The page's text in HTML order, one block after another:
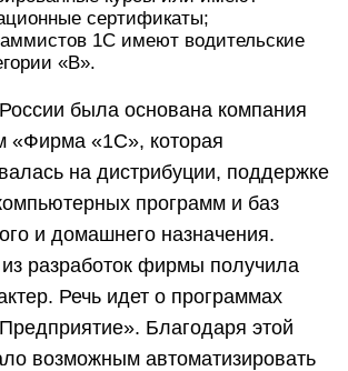
сертификаты;
1С имеют водительские
«В».
была основана компания
«Фирма «1С», которая
на дистрибуции, поддержке
программ и баз
и домашнего назначения.
разработок фирмы получила
Речь идет о программах
Благодаря этой
возможным автоматизировать